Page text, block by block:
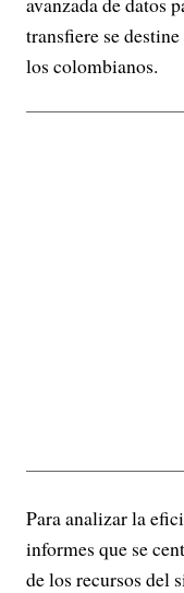
transfiere se
los colombianos.
Para analizar la
informes que se
de los recursos del